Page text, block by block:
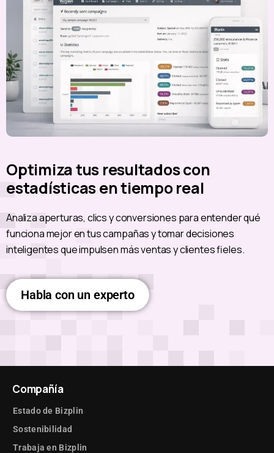
Optimiza tus resultados con
estadísticas en tiempo real
Analiza aperturas, clics y conversiones para entender qué
funciona mejor en tus campañas y tomar decisiones
inteligentes que impulsen más ventas y clientes fieles.
Habla con un experto
Compañía
Estado de Bizplin
Sostenibilidad
Trabaja en Bizplin